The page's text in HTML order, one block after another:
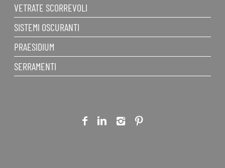
VETRATE SCORREVOLI
SISTEMI OSCURANTI
PRAESIDIUM
SERRAMENTI